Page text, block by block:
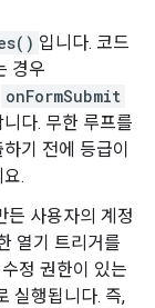
입니다. 코드
경우
onFormSubmit
다. 무한 루프를
기 전에 등급이
.
든 사용자의 계정
열기 트리거를
정 권한이 있는
실행됩니다. 즉,